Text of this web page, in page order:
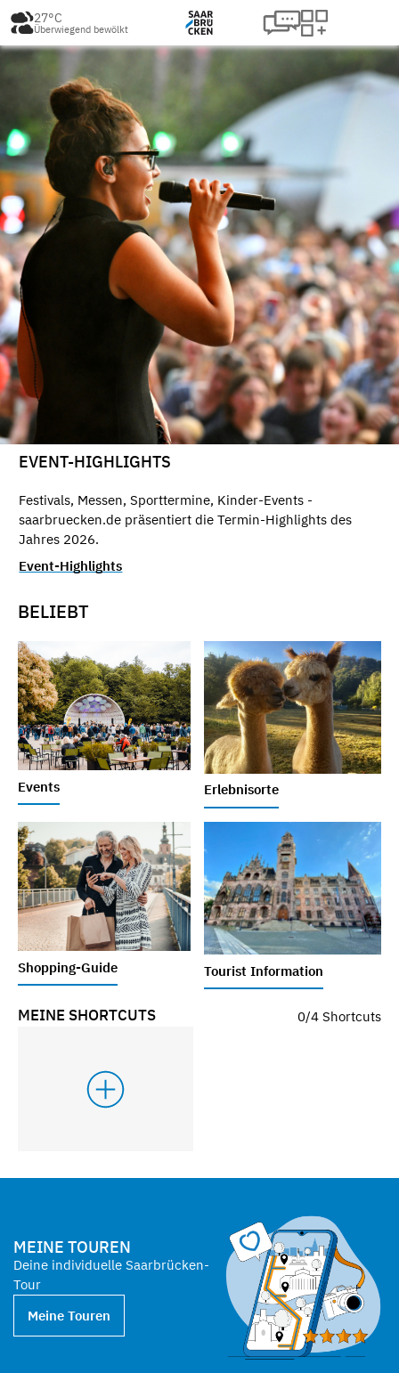
27°C
Überwiegend bewölkt
EVENT-HIGHLIGHTS
Festivals, Messen, Sporttermine, Kinder-Events -
saarbruecken.de präsentiert die Termin-Highlights des
Jahres 2026.
Event-Highlights
BELIEBT
Events Erlebnisorte
Shopping-Guide Tourist Information
MEINE SHORTCUTS 0/4 Shortcuts
MEINE TOUREN
Deine individuelle Saarbrücken-
Tour
Meine Touren